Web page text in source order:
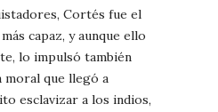
Cortés fue el
capaz, y aunque ello
lo impulsó también
moral que llegó a
esclavizar a los indios,